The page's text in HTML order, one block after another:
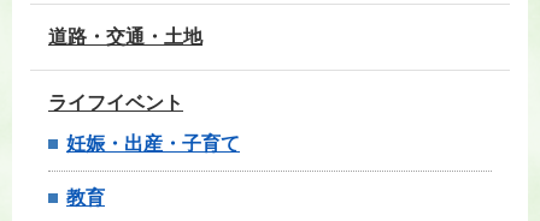
道路・交通・土地
ライフイベント
妊娠・出産・子育て
教育